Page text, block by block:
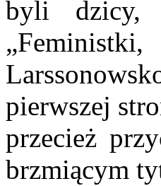
byli dzicy,
pierwszej
przecież
brzmiącym